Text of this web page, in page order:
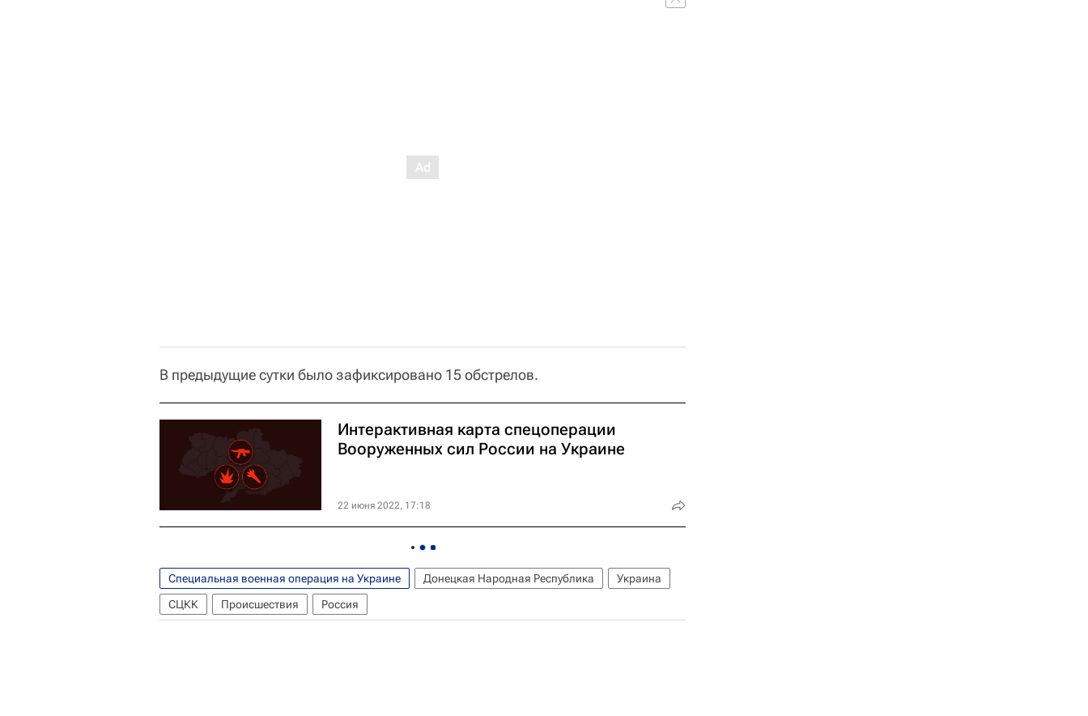
В предыдущие сутки было зафиксировано 15 обстрелов.
Интерактивная карта спецоперации
Вооруженных сил России на Украине
22 июня 2022, 17:18
Специальная военная операция на Украине Донецкая Народная Республика
Украина
СЦКК
Происшествия Россия